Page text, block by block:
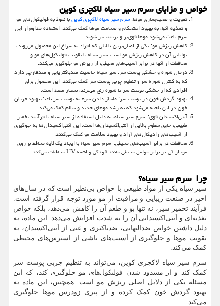
خواص و مزایای سرم سیر سیاه لاکچری کوین
تقویت و ضخیم‌سازی موها:سرم سیر سیاه لاکچری کوینبا نفوذ به فولیکول‌های مو
و تغذیه آنها، به بهبود استحکام و ضخامت موها کمک می‌کند. استفاده مداوم از این
سرم باعث می‌شود موها قوی‌تر و پرپشت‌تر شوند.
کاهش ریزش مو: یکی از اصلی‌ترین دلایلی که افراد به سراغ این محصول می‌روند،
توانایی آن در کاهش ریزش مو است. سیر سیاه با تقویت فولیکول‌های مو و
محافظت از آنها در برابر آسیب‌های محیطی، از ریزش مو جلوگیری می‌کند.
درمان شوره و خشکی پوست سر: سیر سیاه خاصیت ضدباکتریایی و ضدقارچی دارد
که به کنترل شوره سر و تنظیم چربی پوست سر کمک می‌کند. این محصول برای
افرادی که از خشکی پوست سر یا شوره رنج می‌برند، بسیار مفید است.
بهبود گردش خون در پوست سر: ماساژ دادن سرم به پوست سر باعث بهبود جریان
خون در این ناحیه می‌شود که به رشد موهای جدید و سالم کمک می‌کند.
آنتی‌اکسیدان قوی: سرم سیر سیاه، به دلیل استفاده از سیر سیاه با فرآیند تخمیر
طبیعی، حاوی سطوح بالایی از آنتی‌اکسیدان‌ها است. این آنتی‌اکسیدان‌ها به جلوگیری
از آسیب‌های رادیکال‌های آزاد و بهبود سلامت مو کمک می‌کنند.
محافظت در برابر آسیب‌های محیطی: سرم سیر سیاه با ایجاد یک لایه محافظ بر روی
مو، از آن در برابر عوامل محیطی مانند آلودگی و اشعهUVمحافظت می‌کند.
چرا سرم سیر سیاه؟
سیر سیاه یکی از مواد طبیعی با خواص بی‌نظیر است که در سال‌های
اخیر در صنعت زیبایی و مراقبت از مو مورد توجه قرار گرفته است.
فرآیند تخمیر سیر، نه تنها بو و طعم آن را کاهش می‌دهد، بلکه خواص
تغذیه‌ای و آنتی‌اکسیدانی آن را به شدت افزایش می‌دهد. این ماده، به
دلیل داشتن خواص ضدالتهابی، ضدباکتری و غنی از آنتی‌اکسیدان، به
تقویت موها و جلوگیری از آسیب‌های ناشی از استرس‌های محیطی
کمک می‌کند.
سرم سیر سیاه لاکچری کوین، می‌تواند به تنظیم چربی پوست سر
کمک کند و از مسدود شدن فولیکول‌های مو جلوگیری کند، که این
مسئله یکی از دلایل اصلی ریزش مو است. همچنین، این ماده به
بهبود گردش خون کمک کرده و از پیری زودرس موها جلوگیری
می‌کند.